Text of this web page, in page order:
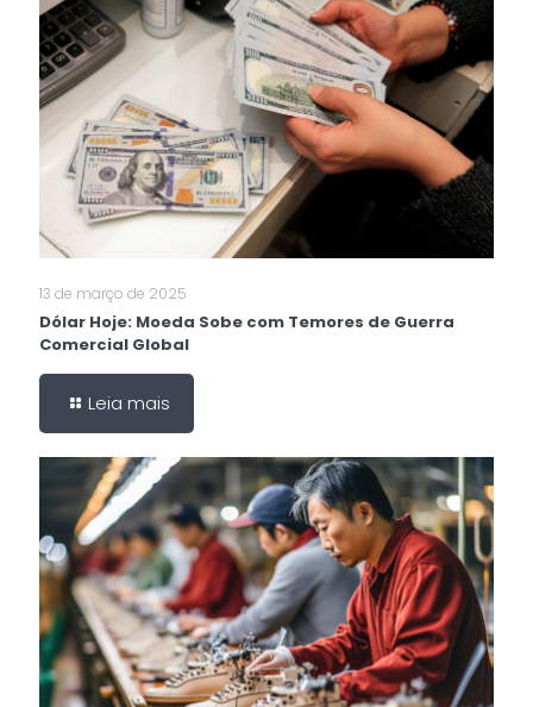
13 de março de 2025
Dólar Hoje: Moeda Sobe com Temores de Guerra
Comercial Global
Leia mais